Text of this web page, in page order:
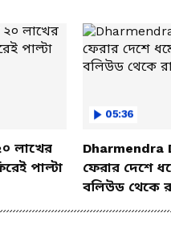
লাখের
পাল্টা
05:36
Dharmendra
ফেরার দেশে
বলিউড থেকে